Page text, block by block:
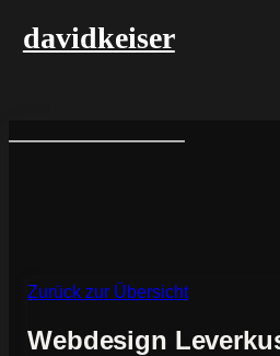
davidkeiser
Zurück zur Übersicht
Webdesign